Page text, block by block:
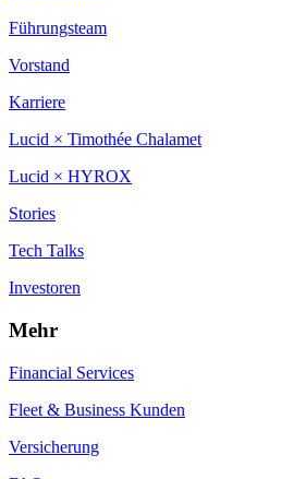
Führungsteam
Vorstand
Karriere
Lucid × Timothée Chalamet
Lucid × HYROX
Stories
Tech Talks
Investoren
Mehr
Financial Services
Fleet & Business Kunden
Versicherung